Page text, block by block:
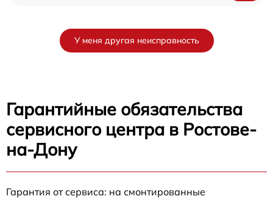
У меня другая неисправность
Гарантийные обязательства
сервисного центра в Ростове-
на-Дону
Гарантия от сервиса: на смонтированные